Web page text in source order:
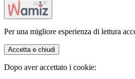
Per una migliore esperienza di lettura
Accetta e chiudi
Dopo aver accettato i cookie: